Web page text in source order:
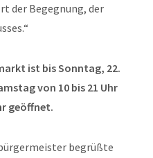
der Begegnung, der
ist bis Sonntag, 22.
von 10 bis 21 Uhr
geöffnet.
begrüßte